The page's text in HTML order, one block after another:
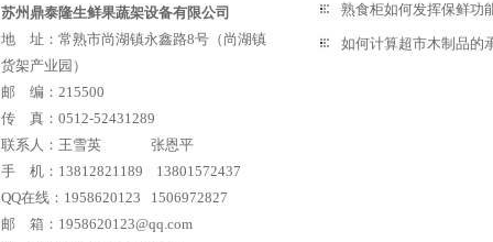
苏州鼎泰隆生鲜果蔬架设备有限公司
地 址：常熟市尚湖镇永鑫路8号（尚湖镇
货架产业园）
邮 编：215500
传 真：0512-52431289
联系人：王雪英 张恩平
手 机：13812821189 13801572437
QQ在线：1958620123 1506972827
邮 箱：1958620123@qq.com
熟食柜如何发挥保鲜功
如何计算超市木制品的